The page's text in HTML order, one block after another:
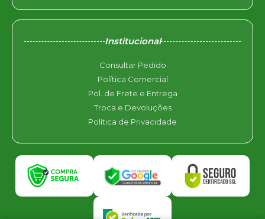
Institucional
Consultar Pedido
Política Comercial
Pol. de Frete e Entrega
Troca e Devoluções
Política de Privacidade